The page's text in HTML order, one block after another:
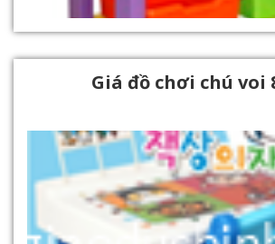
Giá đồ chơi chú voi